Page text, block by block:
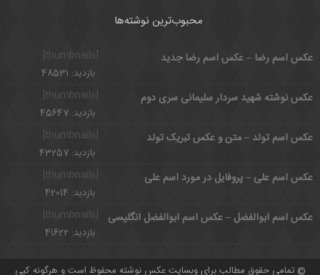
محبوب‌ترین نوشته‌ها
عکس اسم رضا – عکس اسم رضا جدید
بازدید: 48531
[thumbnails]
عکس نوشته شهید سردار سلیمانی سری دوم
بازدید: 45647
عکس اسم تولد – متن و عکس تبریک تولد
بازدید: 43257
عکس اسم علی – پروفایل در مورد اسم علی
بازدید: 42014
عکس اسم ابوالفضل – عکس اسم ابوالفضل انگلیسی
بازدید: 41622
© تمامی حقوق مطالب برای وبسایت عکس نوشته محفوظ است و هرگونه کپی